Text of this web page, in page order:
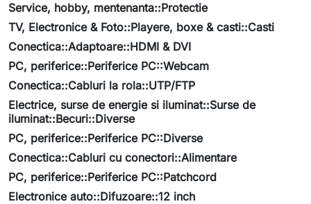
Service, hobby, mentenanta::Protectie
TV, Electronice & Foto::Playere, boxe & casti::Casti
Conectica::Adaptoare::HDMI & DVI
PC, periferice::Periferice PC::Webcam
Conectica::Cabluri la rola::UTP/FTP
Electrice, surse de energie si iluminat::Surse de
iluminat::Becuri::Diverse
PC, periferice::Periferice PC::Diverse
Conectica::Cabluri cu conectori::Alimentare
PC, periferice::Periferice PC::Patchcord
Electronice auto::Difuzoare::12 inch